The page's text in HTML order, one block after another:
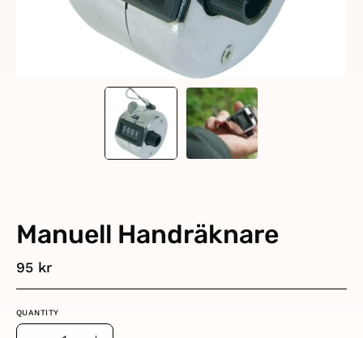
Manuell Handräknare
95 kr
QUANTITY
Quantity